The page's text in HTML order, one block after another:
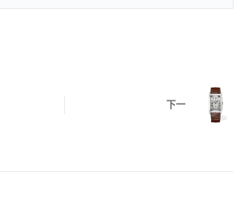
確定沒有問題後才會安排出貨。
：以原裝價格的十分之一即可享受相
戴質感。
下一